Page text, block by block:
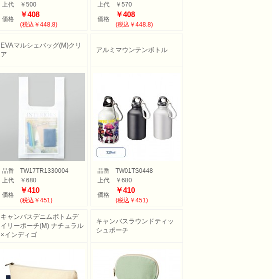
上代
￥500
価格
￥408
(税込￥448.8)
上代
￥570
価格
￥408
(税込￥448.8)
EVAマルシェバッグ(M)クリ
ア
品番
TW17TR1330004
上代
￥680
価格
￥410
(税込￥451)
アルミマウンテンボトル
品番
TW01TS0448
上代
￥680
価格
￥410
(税込￥451)
キャンバスデニムボトムデ
イリーポーチ(M) ナチュラル
×インディゴ
キャンバスラウンドティッ
シュポーチ